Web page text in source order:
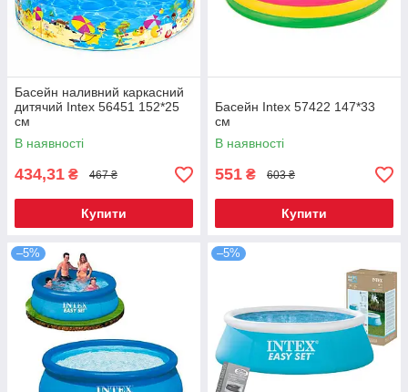
Басейн наливний каркасний
дитячий Intex 56451 152*25
см
В наявності
434,31 ₴ 467 ₴
Купити
Басейн Intex 57422 147*33
см
В наявності
551 ₴ 603 ₴
Купити
–5% –5%